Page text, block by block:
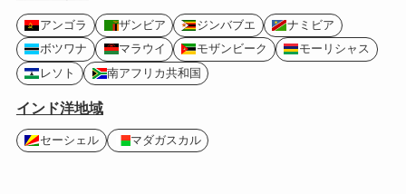
アンゴラ ザンビア ジンバブエ
ナミビア
ボツワナ
マラウイ モザンビーク
モーリシャス
レソト
南アフリカ共和国
インド洋地域
セーシェル マダガスカル